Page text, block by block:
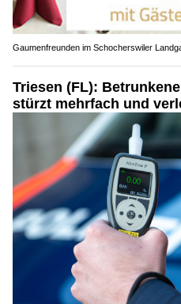
Gaumenfreunden im Schocherswiler
Triesen (FL):
stürzt mehrfach und